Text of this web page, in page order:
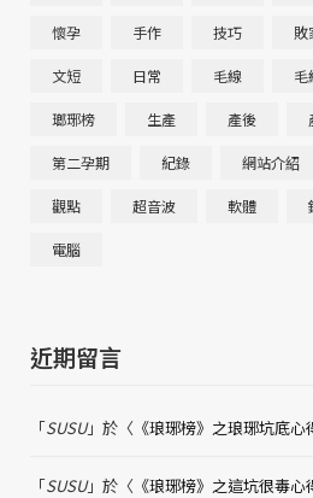
懷孕 手作 技巧 敗
文短 日常 毛線 毛
瑯琊榜 生產 產後
第二孕期 紀錄 網站介紹
觀點 超音波 軟體
電腦
近期留言
「SUSU」於〈 《琅琊榜》之琅琊坑底心
「SUSU」於〈 《琅琊榜》之這坑很毒心